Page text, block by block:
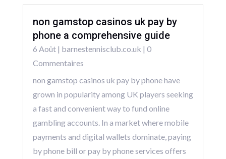
non gamstop casinos uk pay by
phone a comprehensive guide
6 Août| barnestennisclub.co.uk | 0
Commentaires
non gamstop casinos uk pay by phone have
grown in popularity among UK players seeking
a fast and convenient way to fund online
gambling accounts. In a market where mobile
payments and digital wallets dominate, paying
by phone bill or pay by phone services offers